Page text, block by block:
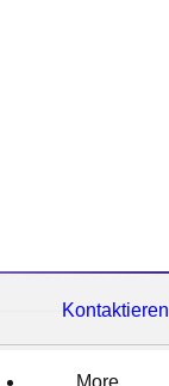
Kontaktieren
More